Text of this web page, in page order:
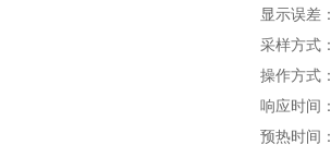
显示误差：
采样方式
操作方式：
响应时间
预热时间